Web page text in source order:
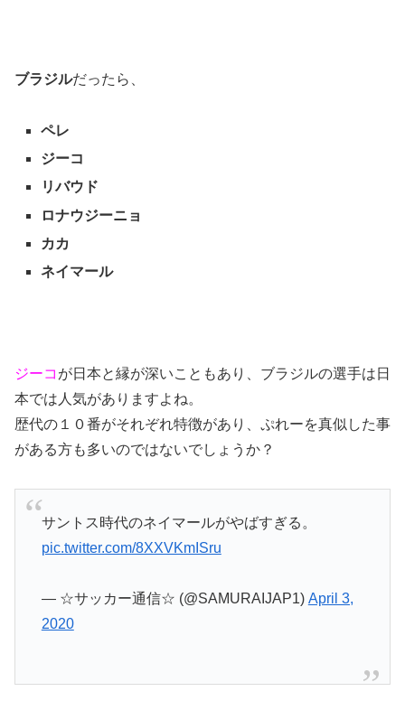
ブラジルだったら、
ペレ
ジーコ
リバウド
ロナウジーニョ
カカ
ネイマール
ジーコ が日本と縁が深いこともあり、ブラジルの選手は日
本では人気がありますよね。
歴代の１０番がそれぞれ特徴があり、ぷれーを真似した事
がある方も多いのではないでしょうか？
サントス時代のネイマールがやばすぎる。
pic.twitter.com/8XXVKmISru
— ☆サッカー通信☆ (@SAMURAIJAP1) April 3,
2020